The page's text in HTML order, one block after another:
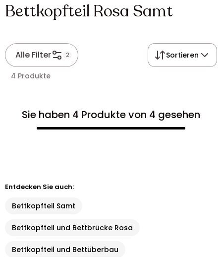
Bettkopfteil Rosa Samt
Alle Filter 2 Sortieren
4 Produkte
Sie haben 4 Produkte von 4 gesehen
Entdecken Sie auch:
Bettkopfteil Samt
Bettkopfteil und Bettbrücke Rosa
Bettkopfteil und Bettüberbau